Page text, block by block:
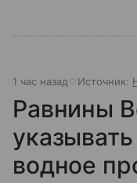
1 час назад Источник:
Равнины
водное